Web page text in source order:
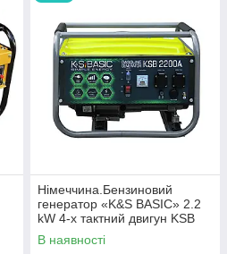
Нiмеччина.Бензиновий
генератор «K&S BASIC» 2.2
kW 4-х тактний двигун KSB
2200A
В наявності